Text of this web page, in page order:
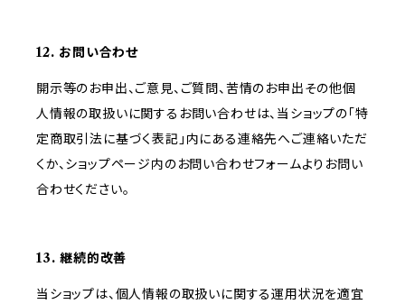
12. お問い合わせ
開示等のお申出、ご意見、ご質問、苦情のお申出その他個
人情報の取扱いに関するお問い合わせは、当ショップの「特
定商取引法に基づく表記」内にある連絡先へご連絡いただ
くか、ショップページ内のお問い合わせフォームよりお問い
合わせください。
13. 継続的改善
当ショップは、個人情報の取扱いに関する運用状況を適宜